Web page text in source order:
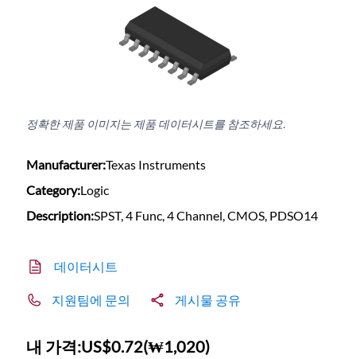
정확한 제품 이미지는 제품 데이터시트를 참조하세요.
Manufacturer:Texas Instruments
Category:Logic
Description:SPST, 4 Func, 4 Channel, CMOS, PDSO14
데이터시트
지원팀에 문의 게시물 공유
내 가격:US$0.72(₩1,020)